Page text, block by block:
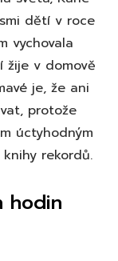
dětí v roce
vychovala
žije v domově
je, že ani
protože
úctyhodným
rekordů.
hodin